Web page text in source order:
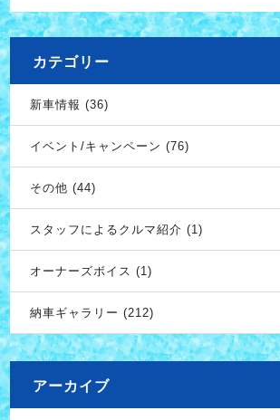
カテゴリー
新車情報 (36)
イベント/キャンペーン (76)
その他 (44)
スタッフによるクルマ紹介 (1)
オーナーズボイス (1)
納車ギャラリー (212)
アーカイブ